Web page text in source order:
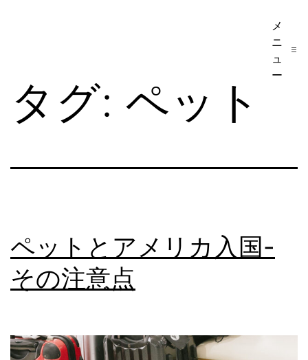
カ
移
ビ
き
の
語
メ
ニ
ュ
ー
タグ: ペット
ペットとアメリカ入国-
その注意点